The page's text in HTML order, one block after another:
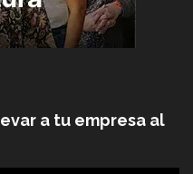
a tu empresa al